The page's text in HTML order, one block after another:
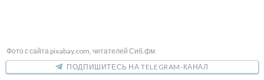
Фото с сайта pixabay.com, читателей Сиб.фм
ПОДПИШИТЕСЬ НА TELEGRAM-КАНАЛ